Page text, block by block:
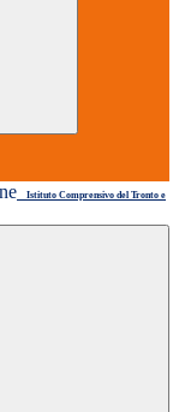
Istituto Comprensivo del Tronto e